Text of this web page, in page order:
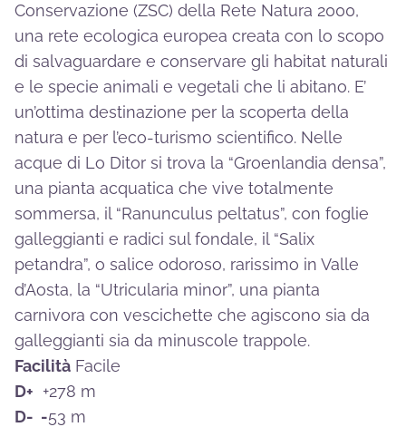
Conservazione (ZSC) della Rete Natura 2000,
una rete ecologica europea creata con lo scopo
di salvaguardare e conservare gli habitat naturali
e le specie animali e vegetali che li abitano. E’
un’ottima destinazione per la scoperta della
natura e per l’eco-turismo scientifico. Nelle
acque di Lo Ditor si trova la “Groenlandia densa”,
una pianta acquatica che vive totalmente
sommersa, il “Ranunculus peltatus”, con foglie
galleggianti e radici sul fondale, il “Salix
petandra”, o salice odoroso, rarissimo in Valle
d’Aosta, la “Utricularia minor”, una pianta
carnivora con vescichette che agiscono sia da
galleggianti sia da minuscole trappole.
Facilità Facile
D+ +278 m
D- -53 m